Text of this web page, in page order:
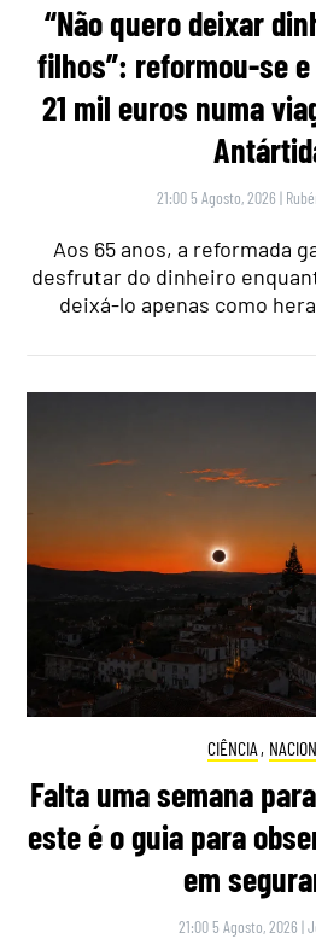
“Não quero deixar
filhos”: reformou-se
21 mil euros numa
21:00 5 Agosto, 2026 |
Aos 65 anos, a reformada
desfrutar do dinheiro
deixá-lo apenas como
CIÊNCIA ,
Falta uma semana
este é o guia para
em
21:00 5 Agosto, 2026 |